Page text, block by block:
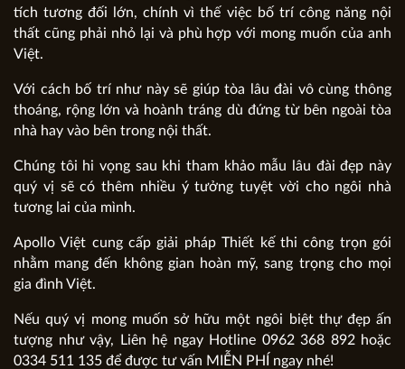
tích tương đối lớn, chính vì thế việc bố trí công năng nội
thất cũng phải nhỏ lại và phù hợp với mong muốn của anh
Việt.
Với cách bố trí như này sẽ giúp tòa lâu đài vô cùng thông
thoáng, rộng lớn và hoành tráng dù đứng từ bên ngoài tòa
nhà hay vào bên trong nội thất.
Chúng tôi hi vọng sau khi tham khảo mẫu lâu đài đẹp này
quý vị sẽ có thêm nhiều ý tưởng tuyệt vời cho ngôi nhà
tương lai của mình.
Apollo Việt cung cấp giải pháp Thiết kế thi công trọn gói
nhằm mang đến không gian hoàn mỹ, sang trọng cho mọi
gia đình Việt.
Nếu quý vị mong muốn sở hữu một ngôi biệt thự đẹp ấn
tượng như vậy, Liên hệ ngay Hotline 0962 368 892 hoặc
0334 511 135 để được tư vấn MIỄN PHÍ ngay nhé!